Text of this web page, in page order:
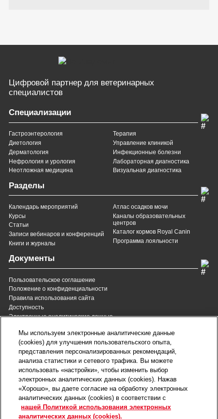
Цифровой партнер для ветеринарных
специалистов
Специализации
Гастроэнтерология
Диетология
Дерматология
Нефрология и урология
Неотложная медицина
Терапия
Управление клиникой
Инфекционные болезни
Лабораторная диагностика
Визуальная диагностика
Разделы
Календарь мероприятий
Курсы
Статьи
Записи вебинаров и конференций
Книги и журналы
Атлас осадков мочи
Каналы образовательных
центров
Каталог кормов Royal Canin
Программа лояльности
Документы
Пользовательское соглашение
Положение о конфиденциальности
Правила использования сайта
Доступность
Электронные аналитические данные
8 (800) 200-37-35
Служба Заботы для России
звонок бесплатный для
всех регионов России
8 (820) 007-137-35
Служба Заботы для
Республики Беларусь
contact@royalcanin.ru
Техническая поддержка
Карта сайта
Настройки файлов cookie
Мы используем электронные аналитические данные
(cookies) для улучшения пользовательского опыта,
представления персонализированных рекомендаций,
анализа статистики и сетевого трафика. Вы можете
использовать «настройки», чтобы изменить выбор
электронных аналитических данных (cookies). Нажав
«Хорошо», вы даете согласие на обработку электронных
аналитических данных (cookies) в соответствии с
нашей Политикой использования электронных
аналитических данных (cookies).